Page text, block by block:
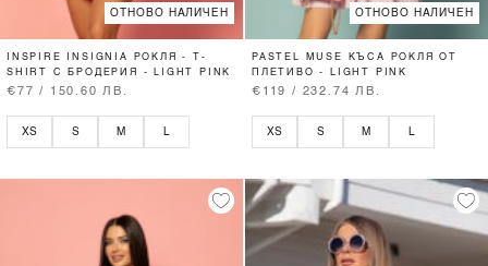
ОТНОВО НАЛИЧЕН
INSPIRE INSIGNIA РОКЛЯ - T-
SHIRT С БРОДЕРИЯ - LIGHT PINK
€77 / 150.60 ЛВ.
XS S M L
ОТНОВО НАЛИЧЕН
PASTEL MUSE КЪСА РОКЛЯ ОТ
ПЛЕТИВО - LIGHT PINK
€119 / 232.74 ЛВ.
XS S M L